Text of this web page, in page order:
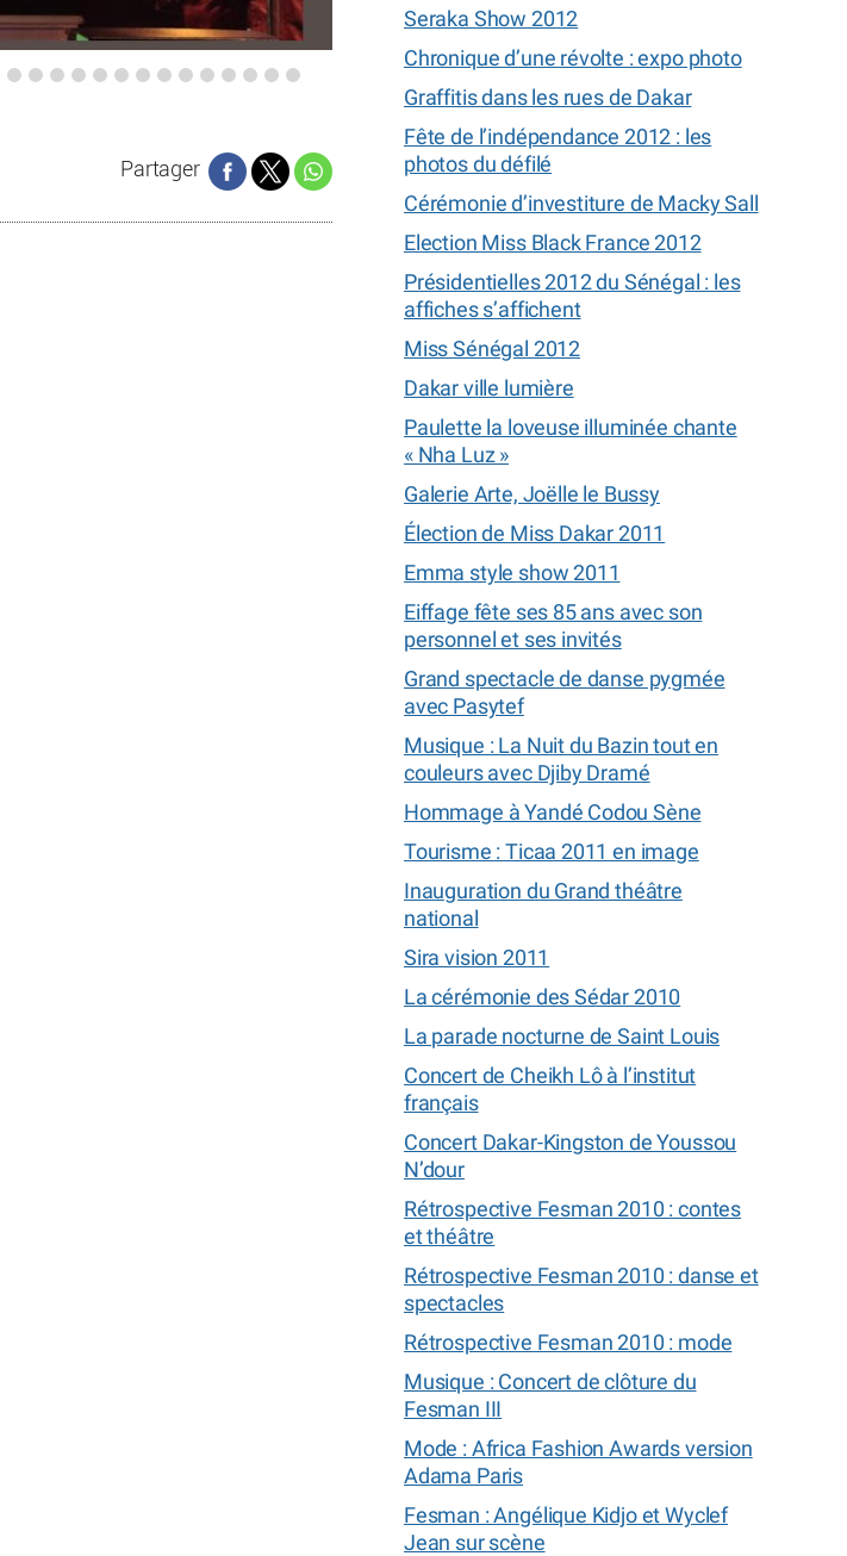
African Renn
Partager
Seraka Show 2012
Chronique d’une révolte : expo photo
Graffitis dans les rues de Dakar
Fête de l’indépendance 2012 : les
photos du défilé
Cérémonie d’investiture de Macky Sall
Election Miss Black France 2012
Présidentielles 2012 du Sénégal : les
affiches s’affichent
Miss Sénégal 2012
Dakar ville lumière
Paulette la loveuse illuminée chante
« Nha Luz »
Galerie Arte, Joëlle le Bussy
Élection de Miss Dakar 2011
Emma style show 2011
Eiffage fête ses 85 ans avec son
personnel et ses invités
Grand spectacle de danse pygmée
avec Pasytef
Musique : La Nuit du Bazin tout en
couleurs avec Djiby Dramé
Hommage à Yandé Codou Sène
Tourisme : Ticaa 2011 en image
Inauguration du Grand théâtre
national
Sira vision 2011
La cérémonie des Sédar 2010
La parade nocturne de Saint Louis
Concert de Cheikh Lô à l’institut
français
Concert Dakar-Kingston de Youssou
N’dour
Rétrospective Fesman 2010 : contes
et théâtre
Rétrospective Fesman 2010 : danse et
spectacles
Rétrospective Fesman 2010 : mode
Musique : Concert de clôture du
Fesman III
Mode : Africa Fashion Awards version
Adama Paris
Fesman : Angélique Kidjo et Wyclef
Jean sur scène